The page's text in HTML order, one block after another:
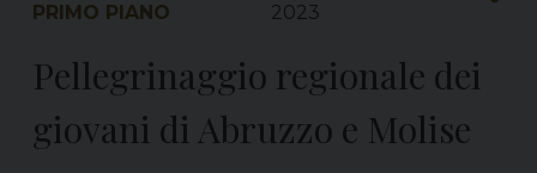
PRIMO PIANO
2023
Pellegrinaggio regionale dei
giovani di Abruzzo e Molise